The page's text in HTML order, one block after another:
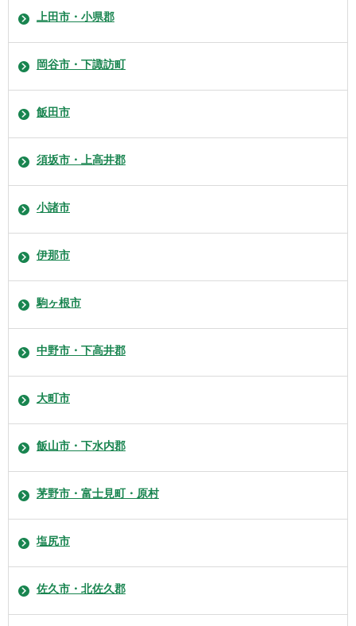
上田市・小県郡
岡谷市・下諏訪町
飯田市
須坂市・上高井郡
小諸市
伊那市
駒ヶ根市
中野市・下高井郡
大町市
飯山市・下水内郡
茅野市・富士見町・原村
塩尻市
佐久市・北佐久郡